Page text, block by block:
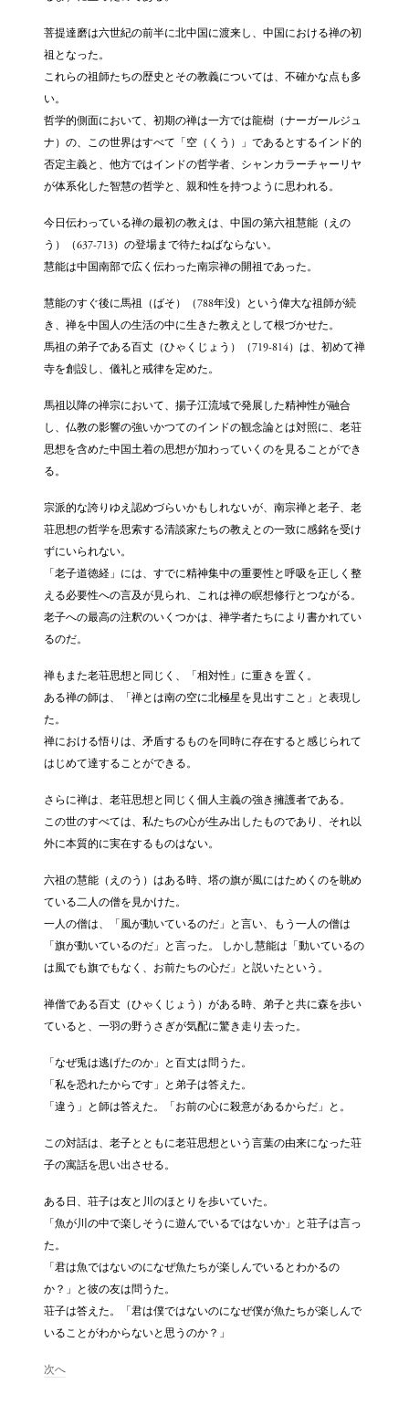
菩提達磨は六世紀の前半に北中国に渡来し、中国における禅の初
祖となった。
これらの祖師たちの歴史とその教義については、不確かな点も多
い。
哲学的側面において、初期の禅は一方では龍樹（ナーガールジュ
ナ）の、この世界はすべて「空（くう）」であるとするインド的
否定主義と、他方ではインドの哲学者、シャンカラーチャーリヤ
が体系化した智慧の哲学と、親和性を持つように思われる。
今日伝わっている禅の最初の教えは、中国の第六祖慧能（えの
う）（637-713）の登場まで待たねばならない。
慧能は中国南部で広く伝わった南宗禅の開祖であった。
慧能のすぐ後に馬祖（ばそ）（788年没）という偉大な祖師が続
き、禅を中国人の生活の中に生きた教えとして根づかせた。
馬祖の弟子である百丈（ひゃくじょう）（719-814）は、初めて禅
寺を創設し、儀礼と戒律を定めた。
馬祖以降の禅宗において、揚子江流域で発展した精神性が融合
し、仏教の影響の強いかつてのインドの観念論とは対照に、老荘
思想を含めた中国土着の思想が加わっていくのを見ることができ
る。
宗派的な誇りゆえ認めづらいかもしれないが、南宗禅と老子、老
荘思想の哲学を思索する清談家たちの教えとの一致に感銘を受け
ずにいられない。
「老子道徳経」には、すでに精神集中の重要性と呼吸を正しく整
える必要性への言及が見られ、これは禅の瞑想修行とつながる。
老子への最高の注釈のいくつかは、禅学者たちにより書かれてい
るのだ。
禅もまた老荘思想と同じく、「相対性」に重きを置く。
ある禅の師は、「禅とは南の空に北極星を見出すこと」と表現し
た。
禅における悟りは、矛盾するものを同時に存在すると感じられて
はじめて達することができる。
さらに禅は、老荘思想と同じく個人主義の強き擁護者である。
この世のすべては、私たちの心が生み出したものであり、それ以
外に本質的に実在するものはない。
六祖の慧能（えのう）はある時、塔の旗が風にはためくのを眺め
ている二人の僧を見かけた。
一人の僧は、「風が動いているのだ」と言い、もう一人の僧は
「旗が動いているのだ」と言った。 しかし慧能は「動いているの
は風でも旗でもなく、お前たちの心だ」と説いたという。
禅僧である百丈（ひゃくじょう）がある時、弟子と共に森を歩い
ていると、一羽の野うさぎが気配に驚き走り去った。
「なぜ兎は逃げたのか」と百丈は問うた。
「私を恐れたからです」と弟子は答えた。
「違う」と師は答えた。「お前の心に殺意があるからだ」と。
この対話は、老子とともに老荘思想という言葉の由来になった荘
子の寓話を思い出させる。
ある日、荘子は友と川のほとりを歩いていた。
「魚が川の中で楽しそうに遊んでいるではないか」と荘子は言っ
た。
「君は魚ではないのになぜ魚たちが楽しんでいるとわかるの
か？」と彼の友は問うた。
荘子は答えた。「君は僕ではないのになぜ僕が魚たちが楽しんで
いることがわからないと思うのか？」
次へ